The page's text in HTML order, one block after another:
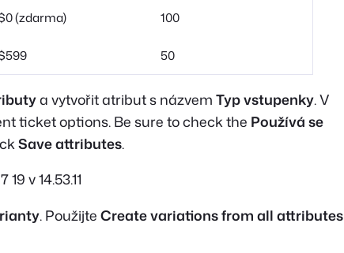
(zdarma) 100
50
a vytvořit atribut s názvem Typ vstupenky. V
ticket options. Be sure to check the Používá se
Save attributes.
. Použijte Create variations from all attributes